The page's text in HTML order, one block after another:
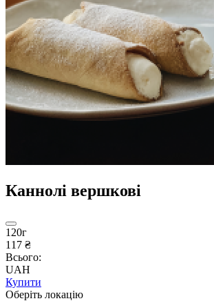
Каннолі вершкові
120г
117 ₴
Всього:
UAH
Купити
Оберіть локацію